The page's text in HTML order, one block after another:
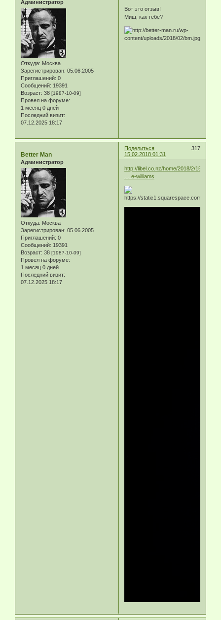
Администратор
Откуда: Москва
Зарегистрирован: 05.06.2005
Приглашений: 0
Сообщений: 19391
Возраст: 38 [1987-10-09]
Провел на форуме:
1 месяц 0 дней
Последний визит:
07.12.2025 18:17
Вот это отзыв!
Миш, как тебе?
Поделиться
317
15.02.2018 01:31
Better Man
Администратор
Откуда: Москва
Зарегистрирован: 05.06.2005
Приглашений: 0
Сообщений: 19391
Возраст: 38 [1987-10-09]
Провел на форуме:
1 месяц 0 дней
Последний визит:
07.12.2025 18:17
http://libel.co.nz/home/2018/2/15/conce
… e-williams